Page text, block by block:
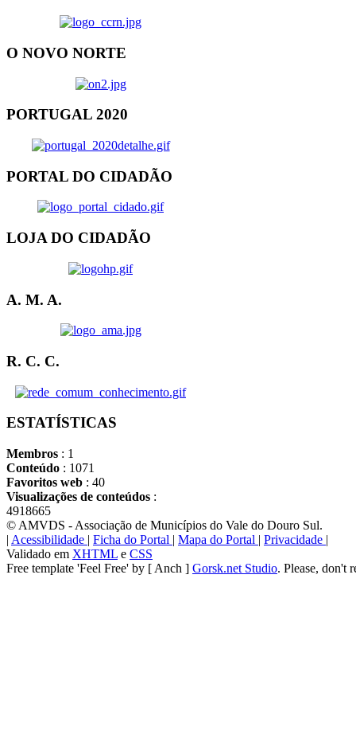
O NOVO NORTE
PORTUGAL 2020
PORTAL DO CIDADÃO
LOJA DO CIDADÃO
A. M. A.
R. C. C.
ESTATÍSTICAS
Membros : 1
Conteúdo : 1071
Favoritos web : 40
Visualizações de conteúdos :
4918665
© AMVDS - Associação de Municípios do Vale do Douro Sul.
| Acessibilidade | Ficha do Portal | Mapa do Portal | Privacidade |
Validado em XHTML e CSS
Free template 'Feel Free' by [ Anch ] Gorsk.net Studio. Please, don't